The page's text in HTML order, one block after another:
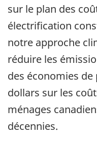
sur le plan des
électrification
notre approche
réduire les
des économies
dollars sur les
ménages
décennies.